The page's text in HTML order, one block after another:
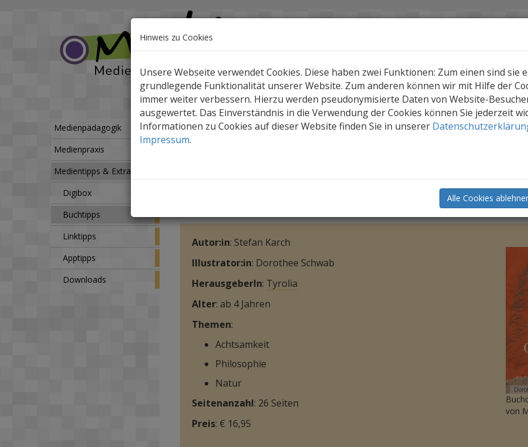
Medienpädagogik
Medienpraxis
Medientipps & Extras
Digibox
Buchtipps
Linktipps
Apptipps
Downloads
Medientipps & Extras Buchtipps Die Geschichte von Mo
Warum nicht heute mal zum Meer laufen – anstatt wie immer
Ein Bilderbuch über tägliche Routinen und das Beschreiten neuer
von
Autor:in: Stefan Karch
Illustrator:in: Dorothee Schwab
HerausgeberIn: Tyrolia
Alter: ab 4 Jahren
Themen:
Achtsamkeit
Philosophie
Natur
Seitenanzahl: 26 Seiten
Preis: € 16,95
Hinweis zu Cookies
Unsere Webseite verwendet Cookies. Diese haben zwei Funktionen: Zum einen sind sie
grundlegende Funktionalität unserer Website. Zum anderen können wir mit Hilfe der
immer weiter verbessern. Hierzu werden pseudonymisierte Daten von Website-
ausgewertet. Das Einverständnis in die Verwendung der Cookies können Sie jederzeit
Informationen zu Cookies auf dieser Website finden Sie in unserer
Impressum.
Alle Cookies